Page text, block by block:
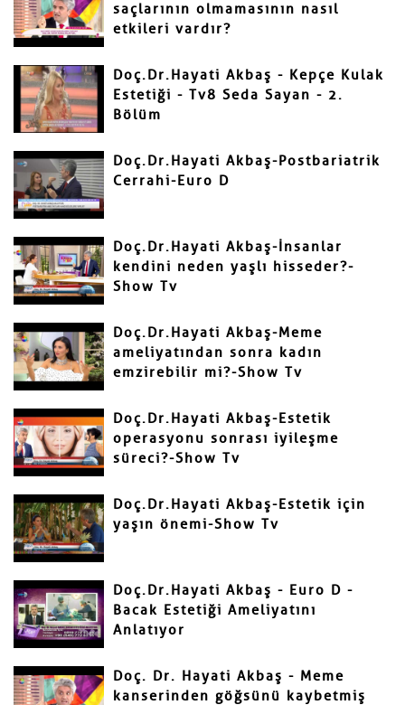
Mail
Yorumunuz
Gönder
saçlarının olmamasının nasıl
etkileri vardır?
Doç.Dr.Hayati Akbaş - Kepçe Kulak
Estetiği - Tv8 Seda Sayan - 2.
Bölüm
Doç.Dr.Hayati Akbaş-Postbariatrik
Cerrahi-Euro D
Doç.Dr.Hayati Akbaş-İnsanlar
kendini neden yaşlı hisseder?-
Show Tv
Doç.Dr.Hayati Akbaş-Meme
ameliyatından sonra kadın
emzirebilir mi?-Show Tv
Doç.Dr.Hayati Akbaş-Estetik
operasyonu sonrası iyileşme
süreci?-Show Tv
Doç.Dr.Hayati Akbaş-Estetik için
yaşın önemi-Show Tv
Doç.Dr.Hayati Akbaş - Euro D -
Bacak Estetiği Ameliyatını
Anlatıyor
Doç. Dr. Hayati Akbaş - Meme
kanserinden göğsünü kaybetmiş